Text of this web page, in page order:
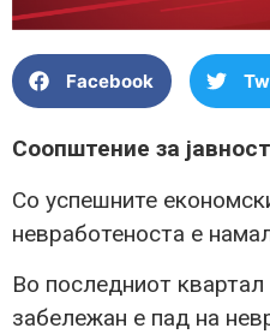
Facebook
Соопштение за јавност
Со успешните
невработеноста е
Во последниот
забележан е пад на